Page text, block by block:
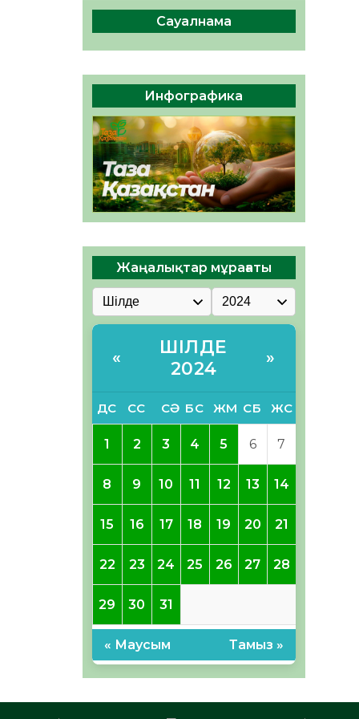
04.08.2026 48 0
Құрылтай: Қызылордада
1344 комиссия мүшесінің
04.08.2026
39 0
ҚҰРЫЛТАЙ САЙЛАУЫ – ЕЛ
БІРЛІГІ МЕН АЗАМАТТЫҚ
ЖАУАПКЕРШІЛІКТІҢ
КӨРІНІСІ
04.08.2026 52 0
Сауалнама
Инфографика
Жаңалықтар мұрағаты
«
ШІЛДЕ
2024
»
ДС СС СӘ БС ЖМ СБ ЖС
1 2 3 4 5 6 7
8 9 10 11 12 13 14
15 16 17 18 19 20 21
22 23 24 25 26 27 28
29 30 31
« Маусым Тамыз »